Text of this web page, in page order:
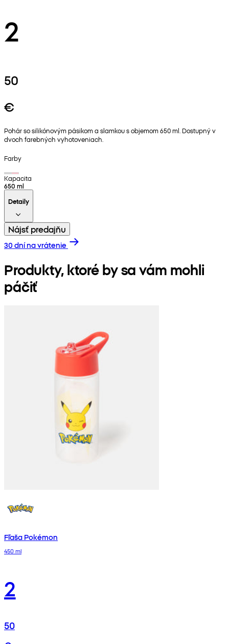
2
50
€
Pohár so silikónovým pásikom a slamkou s objemom 650 ml. Dostupný v
dvoch farebných vyhotoveniach.
Farby
Kapacita
650 ml
Detaily
Nájsť predajňu
30 dní na vrátenie
Produkty, ktoré by sa vám mohli
páčiť
Fľaša Pokémon
450 ml
2
50